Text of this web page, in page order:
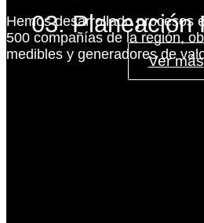
03. Planeación
Ver más
Hemos desarrollado procesos
500 compañías de la región,
medibles y generadores de